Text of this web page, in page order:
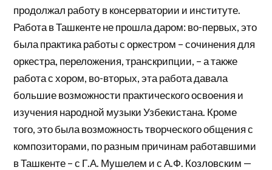
продолжал работу в консерватории и институте.
Работа в Ташкенте не прошла даром: во-первых, это
была практика работы с оркестром – сочинения для
оркестра, переложения, транскрипции, – а также
работа с хором, во-вторых, эта работа давала
большие возможности практического освоения и
изучения народной музыки Узбекистана. Кроме
того, это была возможность творческого общения с
композиторами, по разным причинам работавшими
в Ташкенте – с Г.А. Мушелем и с А.Ф. Козловским —